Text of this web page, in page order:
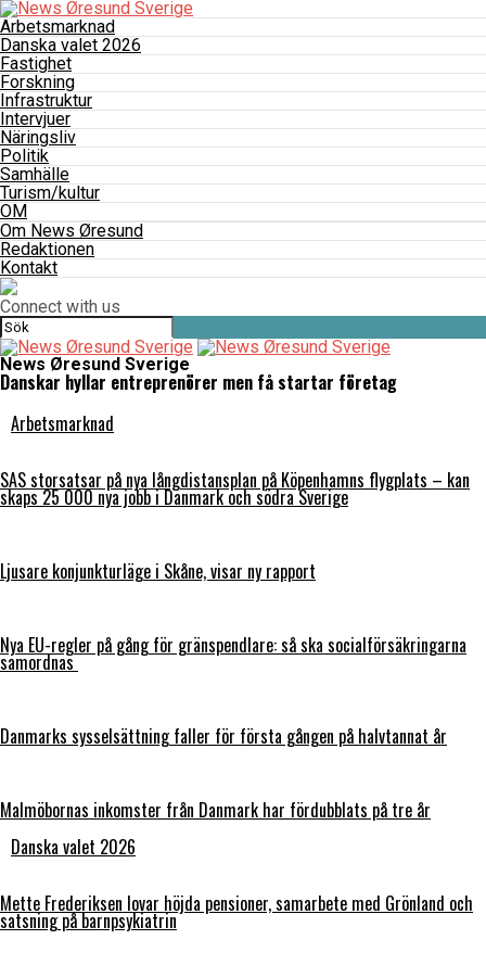
Arbetsmarknad
Danska valet 2026
Fastighet
Forskning
Infrastruktur
Intervjuer
Näringsliv
Politik
Samhälle
Turism/kultur
OM
Om News Øresund
Redaktionen
Kontakt
Connect with us
News Øresund Sverige
Danskar hyllar entreprenörer men få startar företag
Arbetsmarknad
SAS storsatsar på nya långdistansplan på Köpenhamns flygplats – kan
skaps 25 000 nya jobb i Danmark och södra Sverige
Ljusare konjunkturläge i Skåne, visar ny rapport
Nya EU-regler på gång för gränspendlare: så ska socialförsäkringarna
samordnas
Danmarks sysselsättning faller för första gången på halvtannat år
Malmöbornas inkomster från Danmark har fördubblats på tre år
Danska valet 2026
Mette Frederiksen lovar höjda pensioner, samarbete med Grönland och
satsning på barnpsykiatrin